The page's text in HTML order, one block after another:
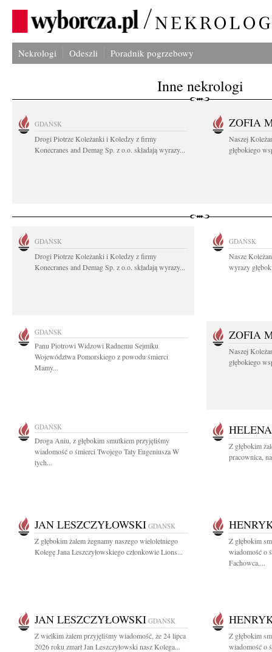
Nekrologi Odeszli Poradnik pogrzebowy
Inne nekrologi
GDAŃSK
Drogi Piotrze Koleżanki i Koledzy z firmy
Konecranes and Demag Sp. z o.o. składają wyrazy...
ZOFIA
Naszej
głębokiego
GDAŃSK
Drogi Piotrze Koleżanki i Koledzy z firmy
Konecranes and Demag Sp. z o.o. składają wyrazy...
GDAŃSK
Nasze
wyrazy
GDAŃSK
Panu Piotrowi Widzowi Radnemu Sejmiku
Województwa Pomorskiego z powodu śmierci
Mamy...
ZOFIA
Naszej
głębokiego
GDAŃSK
Droga Aniu, z głębokim smutkiem przyjęliśmy
wiadomość o śmierci Twojego Taty Eugeniusza W
tych...
Z głębokim
pracownica,
JAN LESZCZYŁOWSKI GDAŃSK
Z głębokim żalem żegnamy naszego wieloletniego
Kolegę Jana Leszczyłowskiego członkowie Lions...
Z głębokim
wiadomość o
Fachowca,...
JAN LESZCZYŁOWSKI GDAŃSK
Z wielkim żalem przyjęliśmy wiadomość, że 24 lipca
2026 roku zmarł Jan Leszczyłowski nasz Kolega...
Z głębokim
wiadomość o